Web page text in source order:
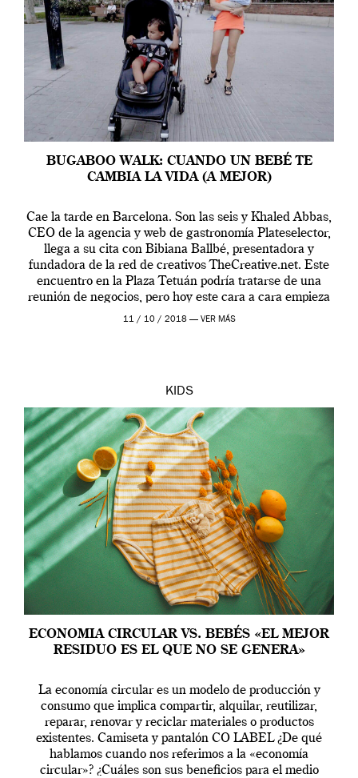
BUGABOO WALK: CUANDO UN BEBÉ TE
CAMBIA LA VIDA (A MEJOR)
Cae la tarde en Barcelona. Son las seis y Khaled Abbas,
CEO de la agencia y web de gastronomía Plateselector,
llega a su cita con Bibiana Ballbé, presentadora y
fundadora de la red de creativos TheCreative.net. Este
encuentro en la Plaza Tetuán podría tratarse de una
reunión de negocios, pero hoy este cara a cara empieza
sobre […]
11 / 10 / 2018 — VER MÁS
KIDS
ECONOMIA CIRCULAR VS. BEBÉS «EL MEJOR
RESIDUO ES EL QUE NO SE GENERA»
La economía circular es un modelo de producción y
consumo que implica compartir, alquilar, reutilizar,
reparar, renovar y reciclar materiales o productos
existentes. Camiseta y pantalón CO LABEL ¿De qué
hablamos cuando nos referimos a la «economía
circular»? ¿Cuáles son sus beneficios para el medio